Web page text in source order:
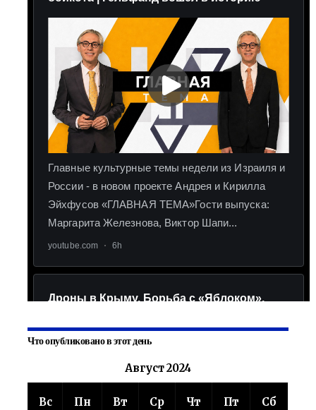
Что опубликовано в этот день
Август 2024
Вс Пн Вт Ср Чт Пт Сб